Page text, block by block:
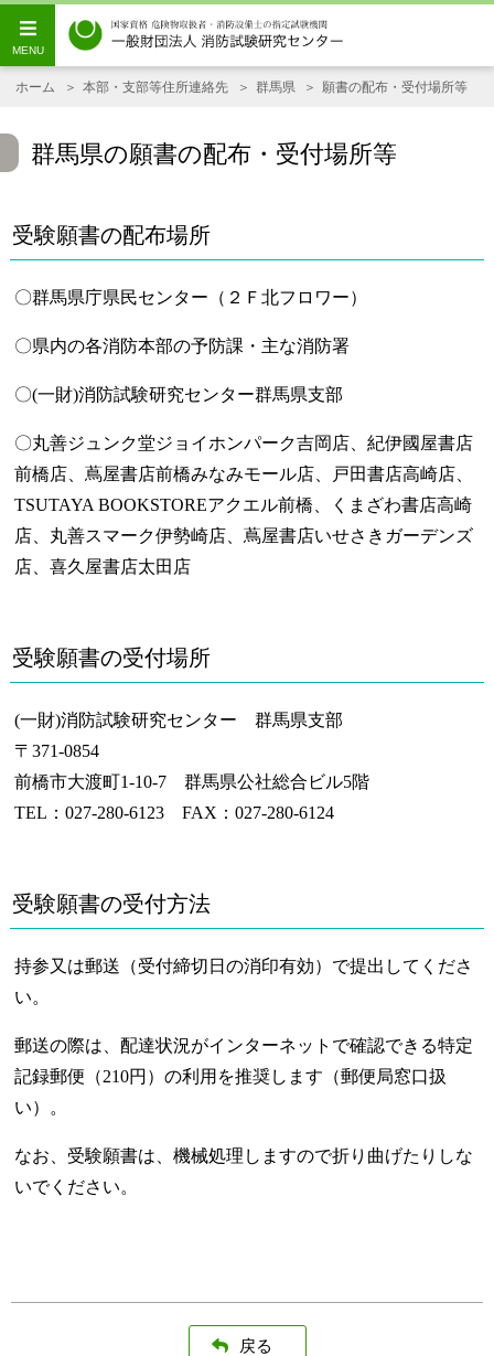
ホーム 本部・支部等住所連絡先 群馬県 願書の配布・受付場所等
群馬県の願書の配布・受付場所等
受験願書の配布場所
〇群馬県庁県民センター（２Ｆ北フロワー）
〇県内の各消防本部の予防課・主な消防署
〇(一財)消防試験研究センター群馬県支部
〇丸善ジュンク堂ジョイホンパーク吉岡店、紀伊國屋書店
前橋店、蔦屋書店前橋みなみモール店、戸田書店高崎店、
TSUTAYA BOOKSTOREアクエル前橋、くまざわ書店高崎
店、丸善スマーク伊勢崎店、蔦屋書店いせさきガーデンズ
店、喜久屋書店太田店
受験願書の受付場所
(一財)消防試験研究センター 群馬県支部
〒371-0854
前橋市大渡町1-10-7 群馬県公社総合ビル5階
TEL：027-280-6123 FAX：027-280-6124
受験願書の受付方法
持参又は郵送（受付締切日の消印有効）で提出してくださ
い。
郵送の際は、配達状況がインターネットで確認できる特定
記録郵便（210円）の利用を推奨します（郵便局窓口扱
い）。
なお、受験願書は、機械処理しますので折り曲げたりしな
いでください。
戻る